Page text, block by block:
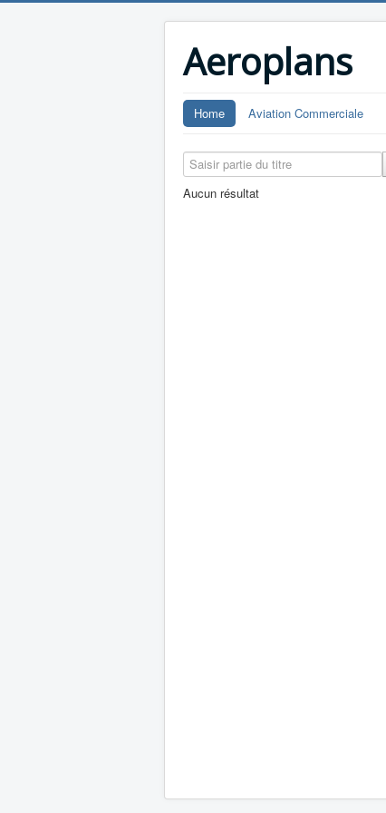
Aeroplans
Home Aviation Commerciale
Saisir partie du titre
Aucun résultat